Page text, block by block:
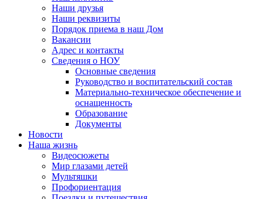
Наши друзья
Наши реквизиты
Порядок приема в наш Дом
Вакансии
Адрес и контакты
Сведения о НОУ
Основные сведения
Руководство и воспитательский состав
Материально-техническое обеспечение и
оснащенность
Образование
Документы
Новости
Наша жизнь
Видеосюжеты
Мир глазами детей
Мультяшки
Профориентация